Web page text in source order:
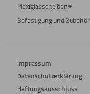
Plexiglasscheiben®
Befestigung und Zubehör
Impressum
Datenschutzerklärung
Haftungsausschluss